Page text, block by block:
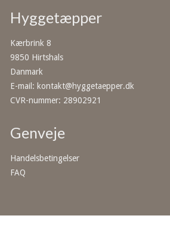
Hyggetæpper
Kærbrink 8
9850 Hirtshals
Danmark
E-mail : kontakt@hyggetaepper.dk
CVR-nummer: 28902921
Genveje
Handelsbetingelser
FAQ